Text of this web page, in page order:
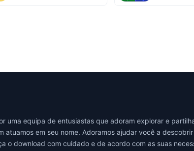
uma equipa de entusiastas que adoram explorar e
em seu nome. Adoramos ajudar você a
o download com cuidado e de acordo com as suas